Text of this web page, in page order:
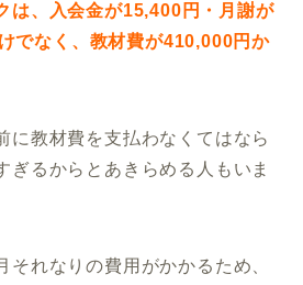
は、入会金が15,400円・月謝が
でなく、教材費が410,000円か
に教材費を支払わなくてはなら
ぎるからとあきらめる人もいま
それなりの費用がかかるため、